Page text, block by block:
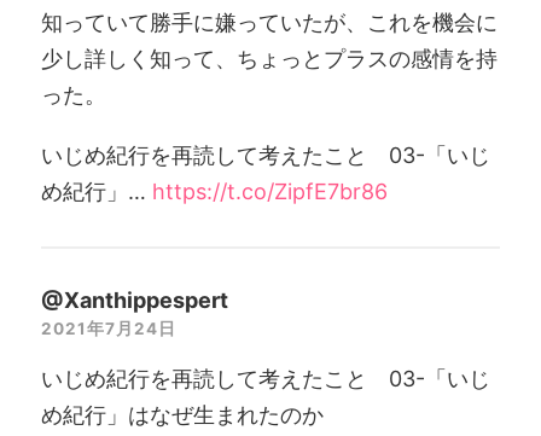
知っていて勝手に嫌っていたが、これを機会に
少し詳しく知って、ちょっとプラスの感情を持
った。
いじめ紀行を再読して考えたこと 03-「いじ
め紀行」… https://t.co/ZipfE7br86
@Xanthippespert
2021年7月24日
いじめ紀行を再読して考えたこと 03-「いじ
め紀行」はなぜ生まれたのか